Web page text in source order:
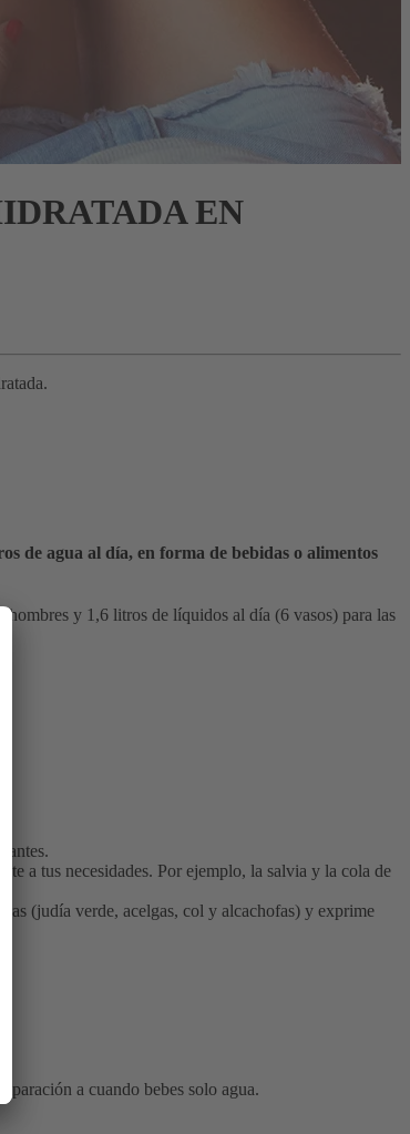
EN
de agua al día, en forma de bebidas o alimentos
y 1,6 litros de líquidos al día (6 vasos) para las
a tus necesidades. Por ejemplo, la salvia y la cola de
(judía verde, acelgas, col y alcachofas) y exprime
a cuando bebes solo agua.